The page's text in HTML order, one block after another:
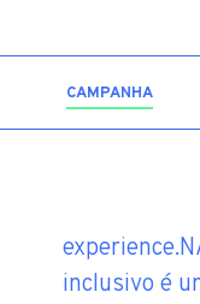
CAMPANHA
inclusivo é